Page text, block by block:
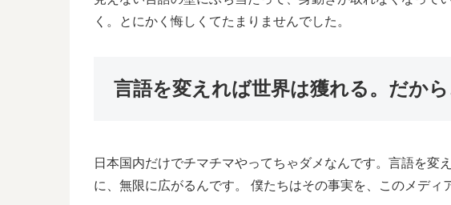
く。とにかく悔しくてたまりませんでした。
言語を変えれば世界は獲れる。だか
日本国内だけでチマチマやってちゃダメなんです。言語を変
に、無限に広がるんです。 僕たちはその事実を、このメディ